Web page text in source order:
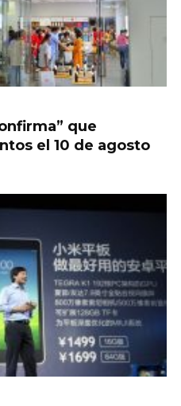
que
el 10 de agosto